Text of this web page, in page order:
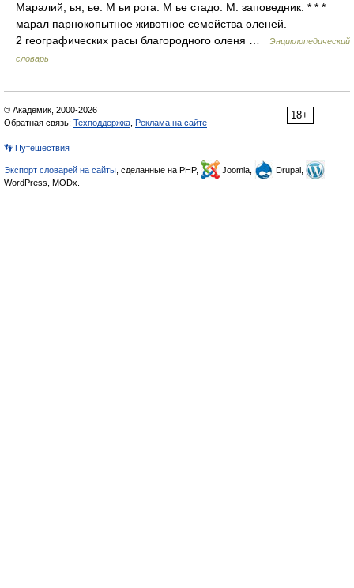
Маралий, ья, ье. М ьи рога. М ье стадо. М. заповедник. * * *
марал парнокопытное животное семейства оленей.
2 географических расы благородного оленя …
Энциклопедический
словарь
18+
© Академик, 2000-2026
Обратная связь: Техподдержка Реклама на сайте
👣 Путешествия
Экспорт словарей на сайты , сделанные на PHP, Joomla,
Drupal,
WordPress, MODx.